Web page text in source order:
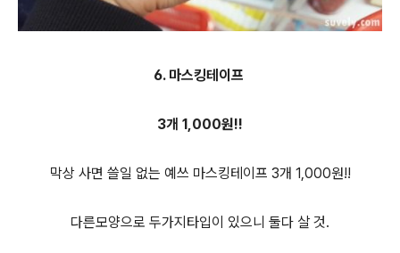
6. 마스킹테이프
3개 1,000원!!
막상 사면 쓸일 없는 예쓰 마스킹테이프 3개 1,000원!!
다른모양으로 두가지타입이 있으니 둘다 살 것.